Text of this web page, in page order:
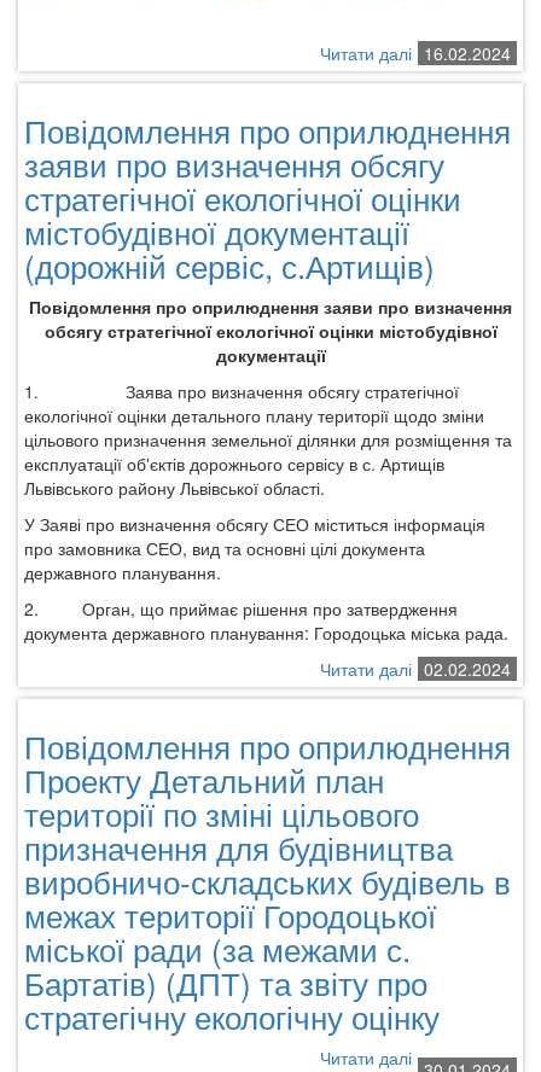
16.02.2024
Читати далі про
Громадське
проєкту
Детального
плану
території
цільового
земельної
ділянки
Романа
Івановича
для
будівництва
житлового
будинку,
будівель
і
споруд
в
м.Городок
Повідомлення про оприлюднення
заяви про визначення обсягу
стратегічної екологічної оцінки
містобудівної документації
(дорожній сервіс, с.Артищів)
Повідомлення про оприлюднення заяви про визначення
обсягу стратегічної екологічної оцінки містобудівної
документації
1.
Заява про визначення обсягу стратегічної
екологічної оцінки детального плану території щодо зміни
цільового призначення земельної ділянки для розміщення та
експлуатації об'єктів дорожнього сервісу в с. Артищів
Львівського району Львівської області.
У Заяві про визначення обсягу СЕО міститься інформація
про замовника СЕО, вид та основні цілі документа
державного планування.
2.
Орган, що приймає рішення про затвердження
документа державного планування: Городоцька міська рада.
02.02.2024
Читати далі про
Повідомлення
оприлюднення
заяви
визначення
обсягу
стратегічної
екологічної
оцінки
містобудівної
(дорожній
сервіс,
с.Артищів)
Повідомлення про оприлюднення
Проекту Детальний план
території по зміні цільового
призначення для будівництва
виробничо-складських будівель в
межах території Городоцької
міської ради (за межами с.
Бартатів) (ДПТ) та звіту про
стратегічну екологічну оцінку
Читати далі про